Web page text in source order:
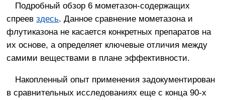
Подробный обзор 6 мометазон-содержащих
спреевздесь. Данное сравнение мометазона и
флутиказона не касается конкретных препаратов на
их основе, а определяет ключевые отличия между
самими веществами в плане эффективности.
Накопленный опыт применения задокументирован
в сравнительных исследованиях еще с конца 90-х